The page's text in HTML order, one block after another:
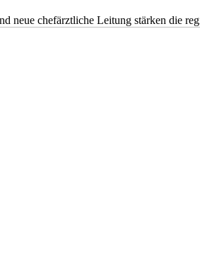
neue chefärztliche Leitung stärken die